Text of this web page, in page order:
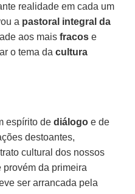
realidade em cada um
a pastoral integral da
aos maisfracos e
o tema dacultura
espírito dediálogo e de
destoantes,
cultural dos nossos
provém da primeira
ser arrancada pela